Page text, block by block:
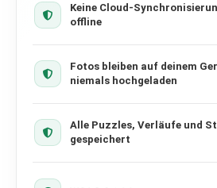
Keine Cloud-
offline
Fotos bleiben auf deinem
niemals hochgeladen
Alle Puzzles, Verläufe und
gespeichert